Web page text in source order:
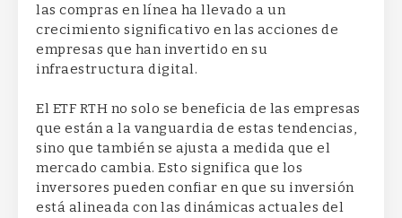
las compras en línea ha llevado a un
crecimiento significativo en las acciones de
empresas que han invertido en su
infraestructura digital.
El ETF RTH no solo se beneficia de las empresas
que están a la vanguardia de estas tendencias,
sino que también se ajusta a medida que el
mercado cambia. Esto significa que los
inversores pueden confiar en que su inversión
está alineada con las dinámicas actuales del